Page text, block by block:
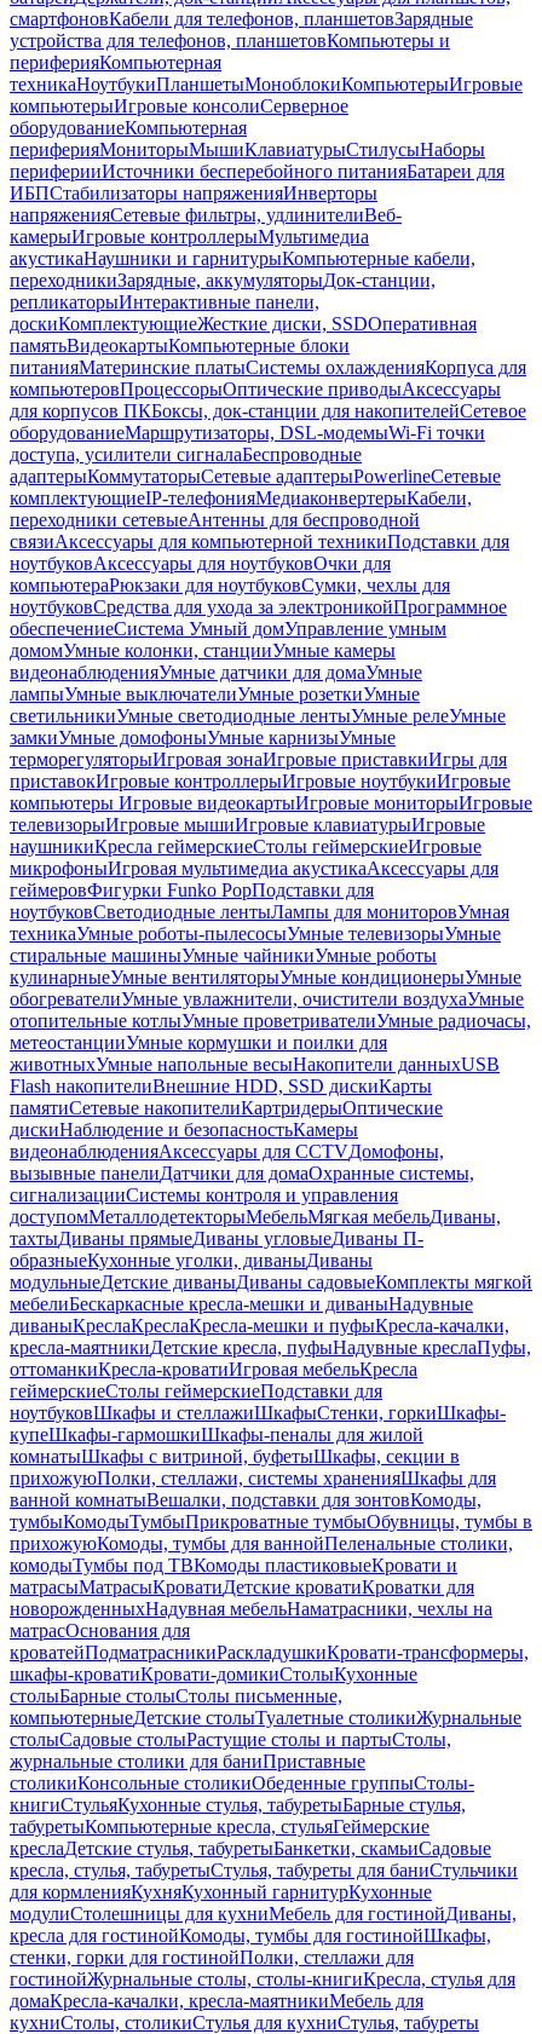
смартфоновКабели для телефонов, планшетовЗарядные
устройства для телефонов, планшетовКомпьютеры и
периферияКомпьютерная
техникаНоутбукиПланшетыМоноблокиКомпьютерыИгровые
компьютерыИгровые консолиСерверное
оборудованиеКомпьютерная
периферияМониторыМышиКлавиатурыСтилусыНаборы
периферииИсточники бесперебойного питанияБатареи для
ИБПСтабилизаторы напряженияИнверторы
напряженияСетевые фильтры, удлинителиВеб-
камерыИгровые контроллерыМультимедиа
акустикаНаушники и гарнитурыКомпьютерные кабели,
переходникиЗарядные, аккумуляторыДок-станции,
репликаторыИнтерактивные панели,
доскиКомплектующиеЖесткие диски, SSDОперативная
памятьВидеокартыКомпьютерные блоки
питанияМатеринские платыСистемы охлажденияКорпуса для
компьютеровПроцессорыОптические приводыАксессуары
для корпусов ПКБоксы, док-станции для накопителейСетевое
оборудованиеМаршрутизаторы, DSL-модемыWi-Fi точки
доступа, усилители сигналаБеспроводные
адаптерыКоммутаторыСетевые адаптерыPowerlineСетевые
комплектующиеIP-телефонияМедиаконвертерыКабели,
переходники сетевыеАнтенны для беспроводной
связиАксессуары для компьютерной техникиПодставки для
ноутбуковАксессуары для ноутбуковОчки для
компьютераРюкзаки для ноутбуковСумки, чехлы для
ноутбуковСредства для ухода за электроникойПрограммное
обеспечениеСистема Умный домУправление умным
домомУмные колонки, станцииУмные камеры
видеонаблюденияУмные датчики для домаУмные
лампыУмные выключателиУмные розеткиУмные
светильникиУмные светодиодные лентыУмные релеУмные
замкиУмные домофоныУмные карнизыУмные
терморегуляторыИгровая зонаИгровые приставкиИгры для
приставокИгровые контроллерыИгровые ноутбукиИгровые
компьютеры Игровые видеокартыИгровые мониторыИгровые
телевизорыИгровые мышиИгровые клавиатурыИгровые
наушникиКресла геймерскиеСтолы геймерскиеИгровые
микрофоныИгровая мультимедиа акустикаАксессуары для
геймеровФигурки Funko PopПодставки для
ноутбуковСветодиодные лентыЛампы для мониторовУмная
техникаУмные роботы-пылесосыУмные телевизорыУмные
стиральные машиныУмные чайникиУмные роботы
кулинарныеУмные вентиляторыУмные кондиционерыУмные
обогревателиУмные увлажнители, очистители воздухаУмные
отопительные котлыУмные проветривателиУмные радиочасы,
метеостанцииУмные кормушки и поилки для
животныхУмные напольные весыНакопители данныхUSB
Flash накопителиВнешние HDD, SSD дискиКарты
памятиСетевые накопителиКартридерыОптические
дискиНаблюдение и безопасностьКамеры
видеонаблюденияАксессуары для CCTVДомофоны,
вызывные панелиДатчики для домаОхранные системы,
сигнализацииСистемы контроля и управления
доступомМеталлодетекторыМебельМягкая мебельДиваны,
тахтыДиваны прямыеДиваны угловыеДиваны П-
образныеКухонные уголки, диваныДиваны
модульныеДетские диваныДиваны садовыеКомплекты мягкой
мебелиБескаркасные кресла-мешки и диваныНадувные
диваныКреслаКреслаКресла-мешки и пуфыКресла-качалки,
кресла-маятникиДетские кресла, пуфыНадувные креслаПуфы,
оттоманкиКресла-кроватиИгровая мебельКресла
геймерскиеСтолы геймерскиеПодставки для
ноутбуковШкафы и стеллажиШкафыСтенки, горкиШкафы-
купеШкафы-гармошкиШкафы-пеналы для жилой
комнатыШкафы с витриной, буфетыШкафы, секции в
прихожуюПолки, стеллажи, системы храненияШкафы для
ванной комнатыВешалки, подставки для зонтовКомоды,
тумбыКомодыТумбыПрикроватные тумбыОбувницы, тумбы в
прихожуюКомоды, тумбы для ваннойПеленальные столики,
комодыТумбы под ТВКомоды пластиковыеКровати и
матрасыМатрасыКроватиДетские кроватиКроватки для
новорожденныхНадувная мебельНаматрасники, чехлы на
матрасОснования для
кроватейПодматрасникиРаскладушкиКровати-трансформеры,
шкафы-кроватиКровати-домикиСтолыКухонные
столыБарные столыСтолы письменные,
компьютерныеДетские столыТуалетные столикиЖурнальные
столыСадовые столыРастущие столы и партыСтолы,
журнальные столики для баниПриставные
столикиКонсольные столикиОбеденные группыСтолы-
книгиСтульяКухонные стулья, табуретыБарные стулья,
табуретыКомпьютерные кресла, стульяГеймерские
креслаДетские стулья, табуретыБанкетки, скамьиСадовые
кресла, стулья, табуретыСтулья, табуреты для баниСтульчики
для кормленияКухняКухонный гарнитурКухонные
модулиСтолешницы для кухниМебель для гостинойДиваны,
кресла для гостинойКомоды, тумбы для гостинойШкафы,
стенки, горки для гостинойПолки, стеллажи для
гостинойЖурнальные столы, столы-книгиКресла, стулья для
домаКресла-качалки, кресла-маятникиМебель для
кухниСтолы, столикиСтулья для кухниСтулья, табуреты